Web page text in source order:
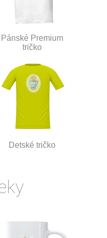
Pánské Premium
tričko
Detské tričko